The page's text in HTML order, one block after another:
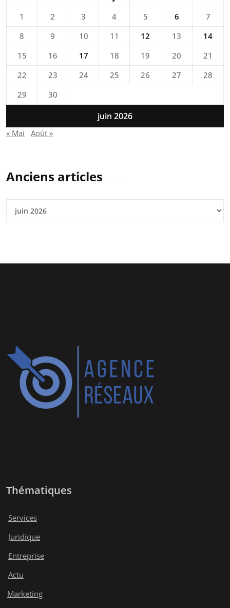
juin 2026
1
2 3 4 5 6
7
8
9 10 11 12 13
14
15
16 17 18 19 20
21
22
23 24 25 26 27
28
29
30
« Mai Août »
Anciens articles
articles
Thématiques
Services
Juridique
Entreprise
Actu
Marketing